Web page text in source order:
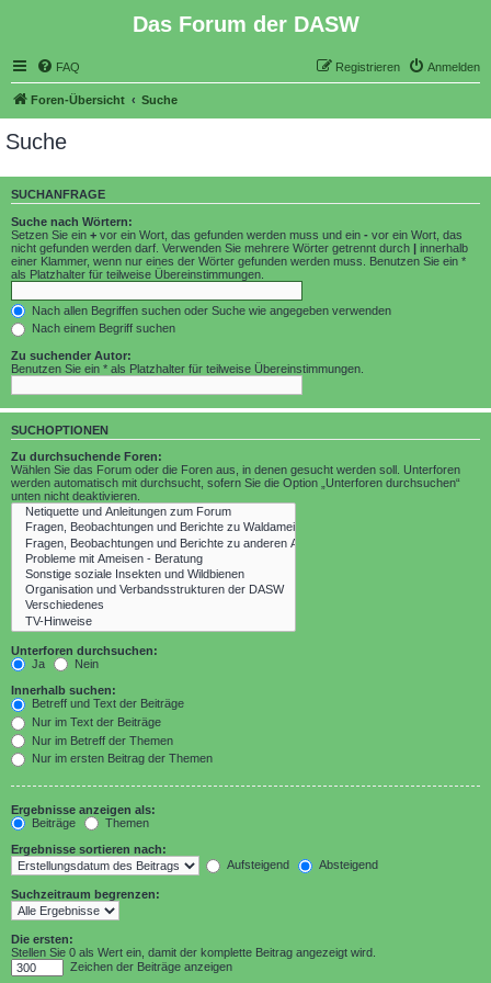
Das Forum der DASW
FAQ Anmelden
Registrieren
Foren-Übersicht Suche
Suche
SUCHANFRAGE
Suche nach Wörtern:
Setzen Sie ein + vor ein Wort, das gefunden werden muss und ein - vor ein Wort, das
nicht gefunden werden darf. Verwenden Sie mehrere Wörter getrennt durch | innerhalb
einer Klammer, wenn nur eines der Wörter gefunden werden muss. Benutzen Sie ein *
als Platzhalter für teilweise Übereinstimmungen.
Nach allen Begriffen suchen oder Suche wie angegeben verwenden
Nach einem Begriff suchen
Zu suchender Autor:
Benutzen Sie ein * als Platzhalter für teilweise Übereinstimmungen.
SUCHOPTIONEN
Zu durchsuchende Foren:
Wählen Sie das Forum oder die Foren aus, in denen gesucht werden soll. Unterforen
werden automatisch mit durchsucht, sofern Sie die Option „Unterforen durchsuchen“
unten nicht deaktivieren.
Unterforen durchsuchen:
Ja
Nein
Innerhalb suchen:
Betreff und Text der Beiträge
Nur im Text der Beiträge
Nur im Betreff der Themen
Nur im ersten Beitrag der Themen
Ergebnisse anzeigen als:
Beiträge
Themen
Ergebnisse sortieren nach:
Aufsteigend
Absteigend
Suchzeitraum begrenzen:
Die ersten:
Stellen Sie 0 als Wert ein, damit der komplette Beitrag angezeigt wird.
Zeichen der Beiträge anzeigen